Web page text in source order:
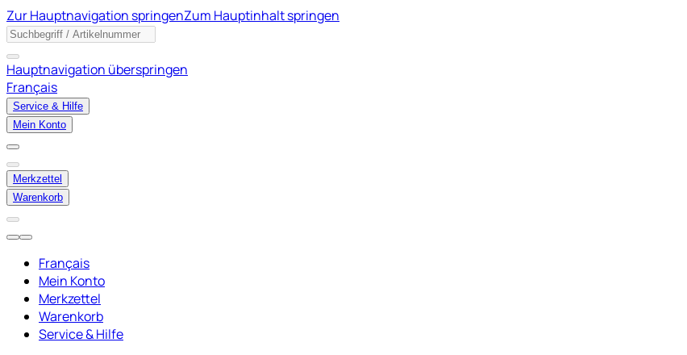
Zur Hauptnavigation springenZum Hauptinhalt springen
Hauptnavigation überspringen
Français
Service & Hilfe
Mein Konto
Merkzettel
Warenkorb
Français
Mein Konto
Merkzettel
Warenkorb
Service & Hilfe